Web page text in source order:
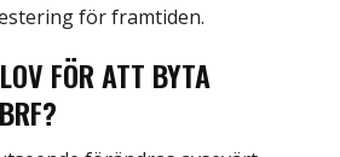
för framtiden.
FÖR ATT BYTA